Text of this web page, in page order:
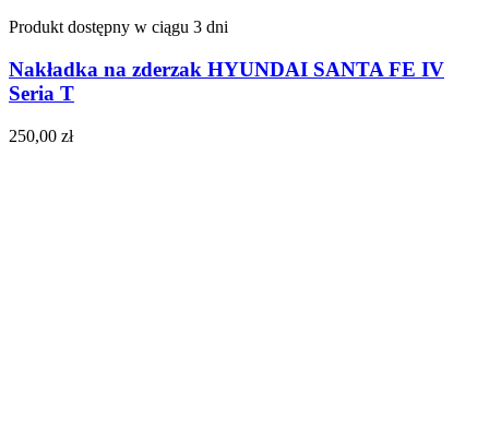
Produkt dostępny w ciągu 3 dni
Nakładka na zderzak HYUNDAI SANTA FE IV
Seria T
250,00 zł